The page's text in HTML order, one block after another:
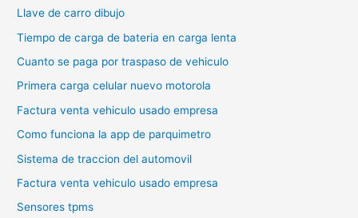
Llave de carro dibujo
Tiempo de carga de bateria en carga lenta
Cuanto se paga por traspaso de vehiculo
Primera carga celular nuevo motorola
Factura venta vehiculo usado empresa
Como funciona la app de parquimetro
Sistema de traccion del automovil
Factura venta vehiculo usado empresa
Sensores tpms